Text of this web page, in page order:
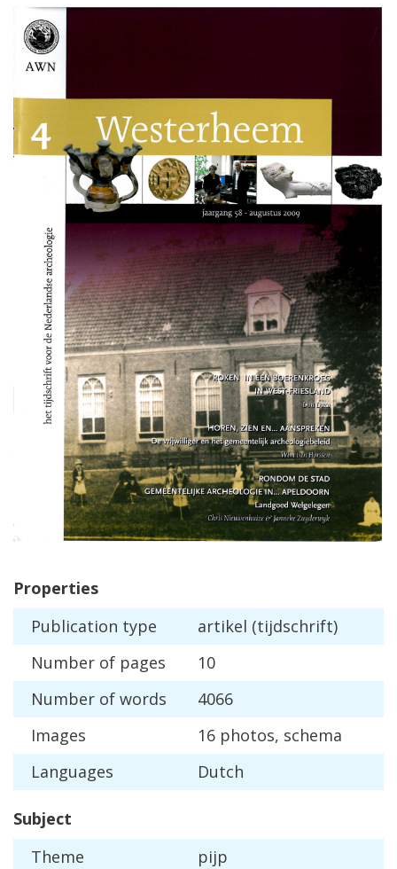
Properties
Publication type artikel (tijdschrift)
Number of pages
10
Number of words
4066
Images
16 photos, schema
Languages
Dutch
Subject
Theme
pijp